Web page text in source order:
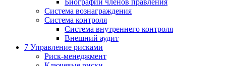
Биографии членов правления
Система вознаграждения
Система контроля
Система внутреннего контроля
Внешний аудит
7 Управление рисками
Риск-менеджмент